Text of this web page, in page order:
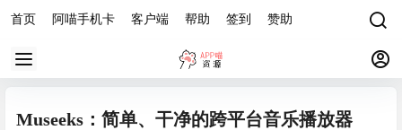
首页 阿喵手机卡 客户端 帮助 签到 赞助
Museeks：简单、干净的跨平台音乐播放器